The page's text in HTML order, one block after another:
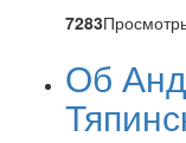
7283
Об